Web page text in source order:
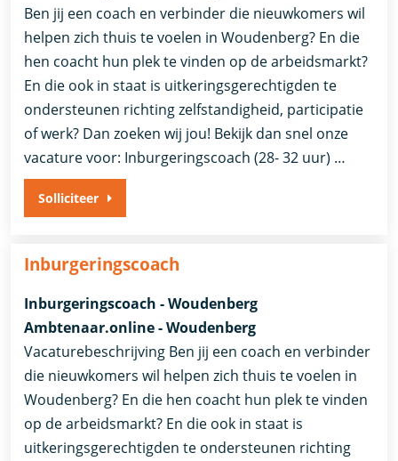
Ben jij een coach en verbinder die nieuwkomers wil
helpen zich thuis te voelen in Woudenberg? En die
hen coacht hun plek te vinden op de arbeidsmarkt?
En die ook in staat is uitkeringsgerechtigden te
ondersteunen richting zelfstandigheid, participatie
of werk? Dan zoeken wij jou! Bekijk dan snel onze
vacature voor: Inburgeringscoach (28- 32 uur) …
Solliciteer
Inburgeringscoach
Inburgeringscoach - Woudenberg
Ambtenaar.online - Woudenberg
Vacaturebeschrijving Ben jij een coach en verbinder
die nieuwkomers wil helpen zich thuis te voelen in
Woudenberg? En die hen coacht hun plek te vinden
op de arbeidsmarkt? En die ook in staat is
uitkeringsgerechtigden te ondersteunen richting